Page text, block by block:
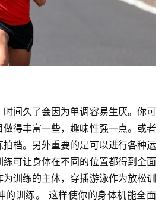
时间久了会因为单调容易生厌。你可
得丰富一些，趣味性强一点。或者
档。另外重要的是可以进行各种运
可让身体在不同的位置都得到全面
训练的主体，穿插游泳作为放松训
的训练。 这样使你的身体机能全面